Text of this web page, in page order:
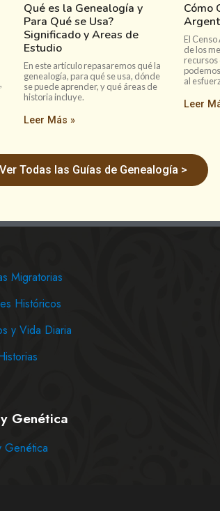
Qué es la Genealogía y
Para Qué se Usa?
Significado y Areas de
Estudio
En este artículo repasaremos qué la
genealogía, para qué se usa, dónde
se puede aprender, y qué áreas de
historia incluye.
Leer Más »
Cómo
El
de los
recursos
al
Leer
Ver Todas las Guías de Genealogía >
Migratorias
Históricos
y Vida Diaria
Genética